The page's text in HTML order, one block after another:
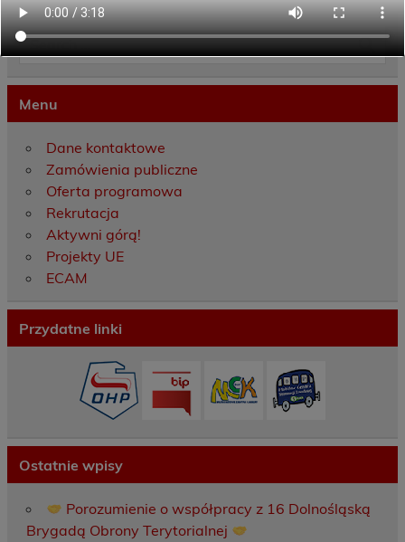
Menu
Dane kontaktowe
Zamówienia publiczne
Oferta programowa
Rekrutacja
Aktywni górą!
Projekty UE
ECAM
Przydatne linki
Ostatnie wpisy
Porozumienie o współpracy z 16 Dolnośląską
Brygadą Obrony Terytorialnej